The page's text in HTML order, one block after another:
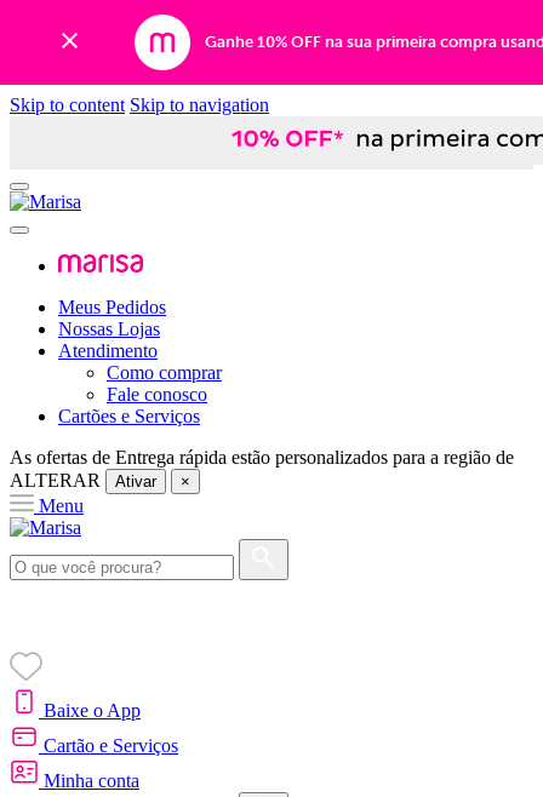
Ganhe 10% OFF na sua primeira compra
Skip to content Skip to navigation
Meus Pedidos
Nossas Lojas
Atendimento
Como comprar
Fale conosco
Cartões e Serviços
As ofertas de Entrega rápida estão personalizados para a região de
ALTERAR
Ativar ×
Menu
Baixe o App
Cartão e Serviços
Minha conta